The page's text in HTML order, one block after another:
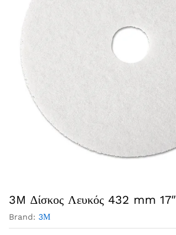
3M Δίσκος Λευκός 432 mm 17″
Brand: 3Μ